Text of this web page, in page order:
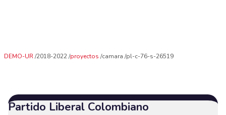
DEMO-UR 2018-2022 proyectos camara pl-c-76-s-26519
Partido Liberal Colombiano